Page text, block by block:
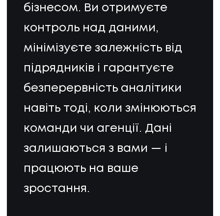
бізнесом. Ви отримуєте
контроль над даними,
мінімізуєте залежність від
підрядників і гарантуєте
безперервність аналітики
навіть тоді, коли змінюються
команди чи агенції. Дані
залишаються з вами — і
працюють на ваше
зростання.
UA EN
UA EN